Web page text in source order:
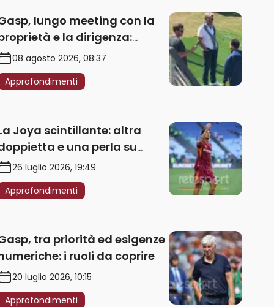
lungo meeting con la
e la dirigenza:
l’acquisto di
sinistra
08 agosto 2026, 08:37
Approfondimenti
Joya scintillante: altra
e una perla su
– VIDEO
26 luglio 2026, 19:49
Approfondimenti
tra priorità ed esigenze
i ruoli da coprire
20 luglio 2026, 10:15
Approfondimenti